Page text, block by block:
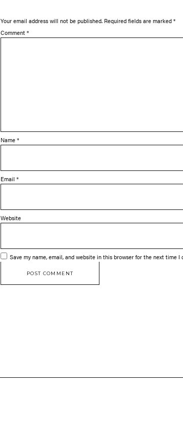
Your email address will not be published. Required fields are marked *
Comment *
Name *
Email *
Website
Save my name, email, and website in this browser for the next time I